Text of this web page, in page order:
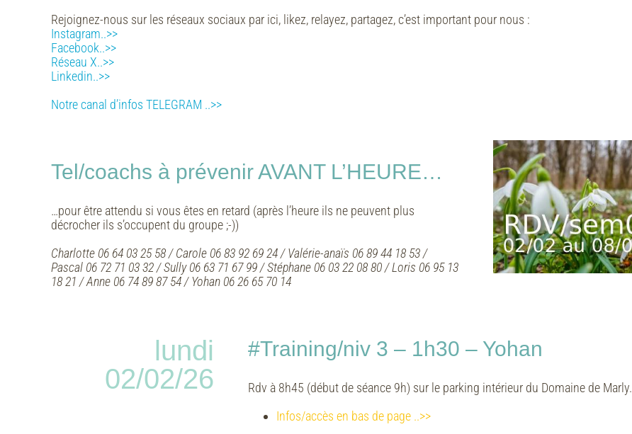
Rejoignez-nous sur les réseaux sociaux par ici, likez, relayez, partagez, c’est important pour nous :
Instagram..>>
Facebook..>>
Réseau X..>>
Linkedin..>>
Notre canal d’infos TELEGRAM ..>>
Tel/coachs à prévenir AVANT L’HEURE…
…pour être attendu si vous êtes en retard (après l’heure ils ne peuvent plus
décrocher ils s’occupent du groupe ;-))
Charlotte 06 64 03 25 58 / Carole 06 83 92 69 24 / Valérie-anaïs 06 89 44 18 53 /
Pascal 06 72 71 03 32 / Sully 06 63 71 67 99 / Stéphane 06 03 22 08 80 / Loris 06 95 13
18 21 / Anne 06 74 89 87 54 / Yohan 06 26 65 70 14
lundi
02/02/26
#Training/niv 3 – 1h30 – Yohan
Rdv à 8h45 (début de séance 9h) sur le parking intérieur du Domaine de Marly.
Infos/accès en bas de page ..>>